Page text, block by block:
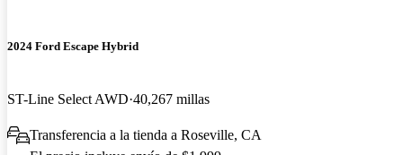
2024 Ford Escape Hybrid
ST-Line Select AWD 40,267 millas
Transferencia a la tienda a Roseville, CA